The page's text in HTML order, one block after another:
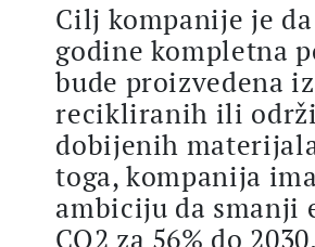
Cilj kompanije je da
godine kompletna
bude proizvedena iz
recikliranih ili
dobijenih
toga, kompanija ima
ambiciju da smanji
CO2 za 56% do